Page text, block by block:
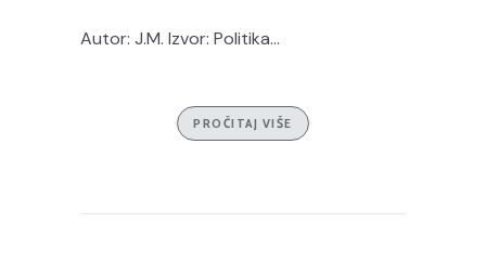
Autor: J.M. Izvor: Politika...
PROČITAJ VIŠE